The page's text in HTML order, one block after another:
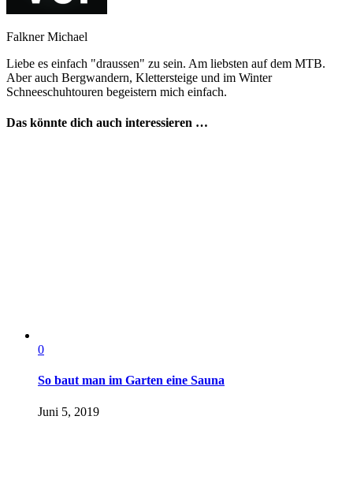
Falkner Michael
Liebe es einfach "draussen" zu sein. Am liebsten auf dem MTB.
Aber auch Bergwandern, Klettersteige und im Winter
Schneeschuhtouren begeistern mich einfach.
Das könnte dich auch interessieren …
0
So baut man im Garten eine Sauna
Juni 5, 2019